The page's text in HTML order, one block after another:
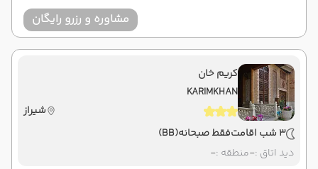
مشاوره و رزرو رایگان
کریم خان
KARIMKHAN
شیراز
3 شب اقامت
فقط صبحانه(BB)
دید اتاق :-منطقه :-